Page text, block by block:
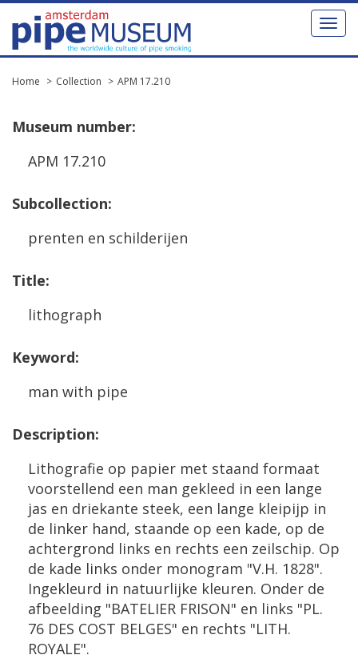
Toggle
Home Collection APM 17.210
Museum number:
APM 17.210
Subcollection:
prenten en schilderijen
Title:
lithograph
Keyword:
man with pipe
Description:
Lithografie op papier met staand formaat
voorstellend een man gekleed in een lange
jas en driekante steek, een lange kleipijp in
de linker hand, staande op een kade, op de
achtergrond links en rechts een zeilschip. Op
de kade links onder monogram "V.H. 1828".
Ingekleurd in natuurlijke kleuren. Onder de
afbeelding "BATELIER FRISON" en links "PL.
76 DES COST BELGES" en rechts "LITH.
ROYALE".